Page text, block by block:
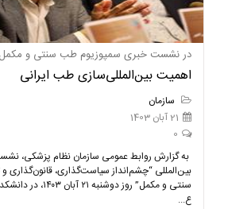
در نشست خبری سمپوزیوم طب سنتی و
اهمیت بین‌المللی‌سازی طب ایرانی
سازمان
21 آبان 1403
0
به گزارش روابط عمومی سازمان نظام پزشکی،
بین‌المللی “چشم‌انداز سیاست‌گذاری، قانون‌گذاری
سنتی و مکمل” روز
ع...